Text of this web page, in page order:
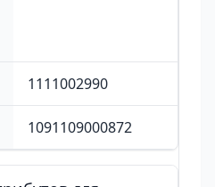
1111002990
1091109000872